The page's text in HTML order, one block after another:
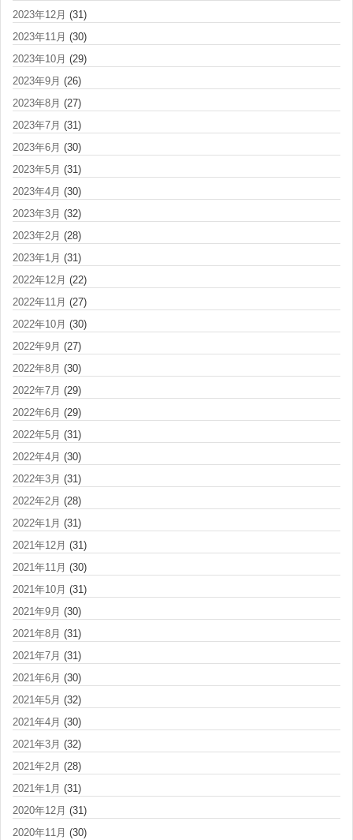
2023年12月 (31)
2023年11月 (30)
2023年10月 (29)
2023年9月 (26)
2023年8月 (27)
2023年7月 (31)
2023年6月 (30)
2023年5月 (31)
2023年4月 (30)
2023年3月 (32)
2023年2月 (28)
2023年1月 (31)
2022年12月 (22)
2022年11月 (27)
2022年10月 (30)
2022年9月 (27)
2022年8月 (30)
2022年7月 (29)
2022年6月 (29)
2022年5月 (31)
2022年4月 (30)
2022年3月 (31)
2022年2月 (28)
2022年1月 (31)
2021年12月 (31)
2021年11月 (30)
2021年10月 (31)
2021年9月 (30)
2021年8月 (31)
2021年7月 (31)
2021年6月 (30)
2021年5月 (32)
2021年4月 (30)
2021年3月 (32)
2021年2月 (28)
2021年1月 (31)
2020年12月 (31)
2020年11月 (30)